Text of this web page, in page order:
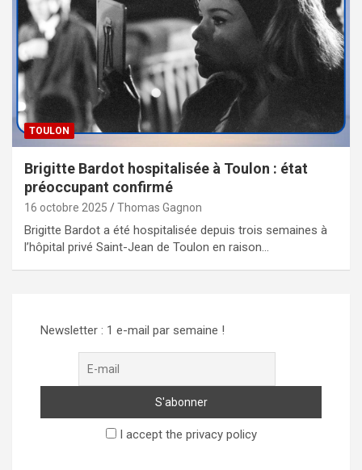
TOULON
Brigitte Bardot hospitalisée à Toulon : état
préoccupant confirmé
16 octobre 2025 Thomas Gagnon
Brigitte Bardot a été hospitalisée depuis trois semaines à
l’hôpital privé Saint-Jean de Toulon en raison…
Newsletter : 1 e-mail par semaine !
I accept the privacy policy